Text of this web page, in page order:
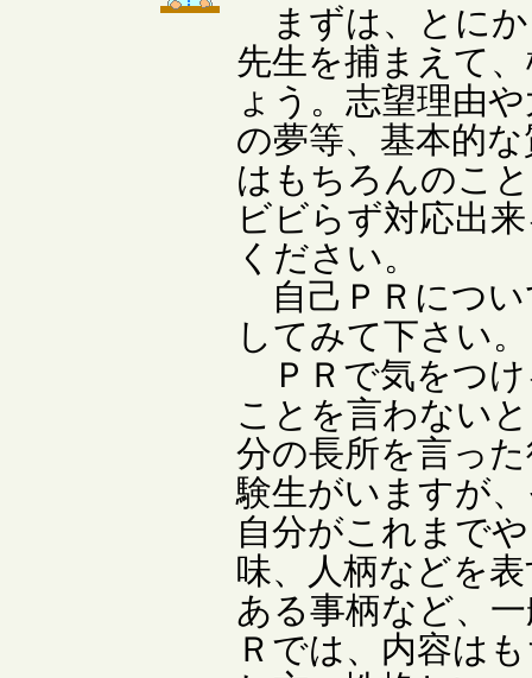
まずは、とにか
先生を捕まえて
ょう。志望理由
の夢等、基本的
はもちろんのこ
ビビらず対応出
ください。
自己ＰＲについ
してみて下さい。
ＰＲで気をつけ
ことを言わない
分の長所を言っ
験生がいますが
自分がこれまで
味、人柄などを
ある事柄など、
Ｒでは、内容は